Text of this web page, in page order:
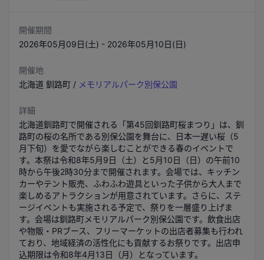
開催期間
2026年05月09日(土) - 2026年05月10日(日)
開催地
北海道 釧路町 / メモリアルパーク別保公園
詳細
北海道釧路町で開催される「第45回釧路町桜まつり」は、釧
路町の桜の名所である別保公園を舞台に、日本一遅い桜（5
月下旬）を愛でながら楽しむことができる春のイベントで
す。本祭は令和8年5月9日（土）と5月10日（日）の午前10
時から午後2時30分まで開催されます。会場では、キッチン
カーやテント販売、ふわふわ遊具といった子供から大人まで
楽しめるアトラクションが用意されています。さらに、ステ
ージイベントも実施される予定で、祭りを一層盛り上げま
す。会場は釧路町メモリアルパーク別保公園です。飲食出店
や物販・PRブース、フリーマーケットの出店者募集も行われ
ており、地域経済の活性化にも貢献するお祭りです。出店申
込期限は令和8年4月13日（月）となっています。